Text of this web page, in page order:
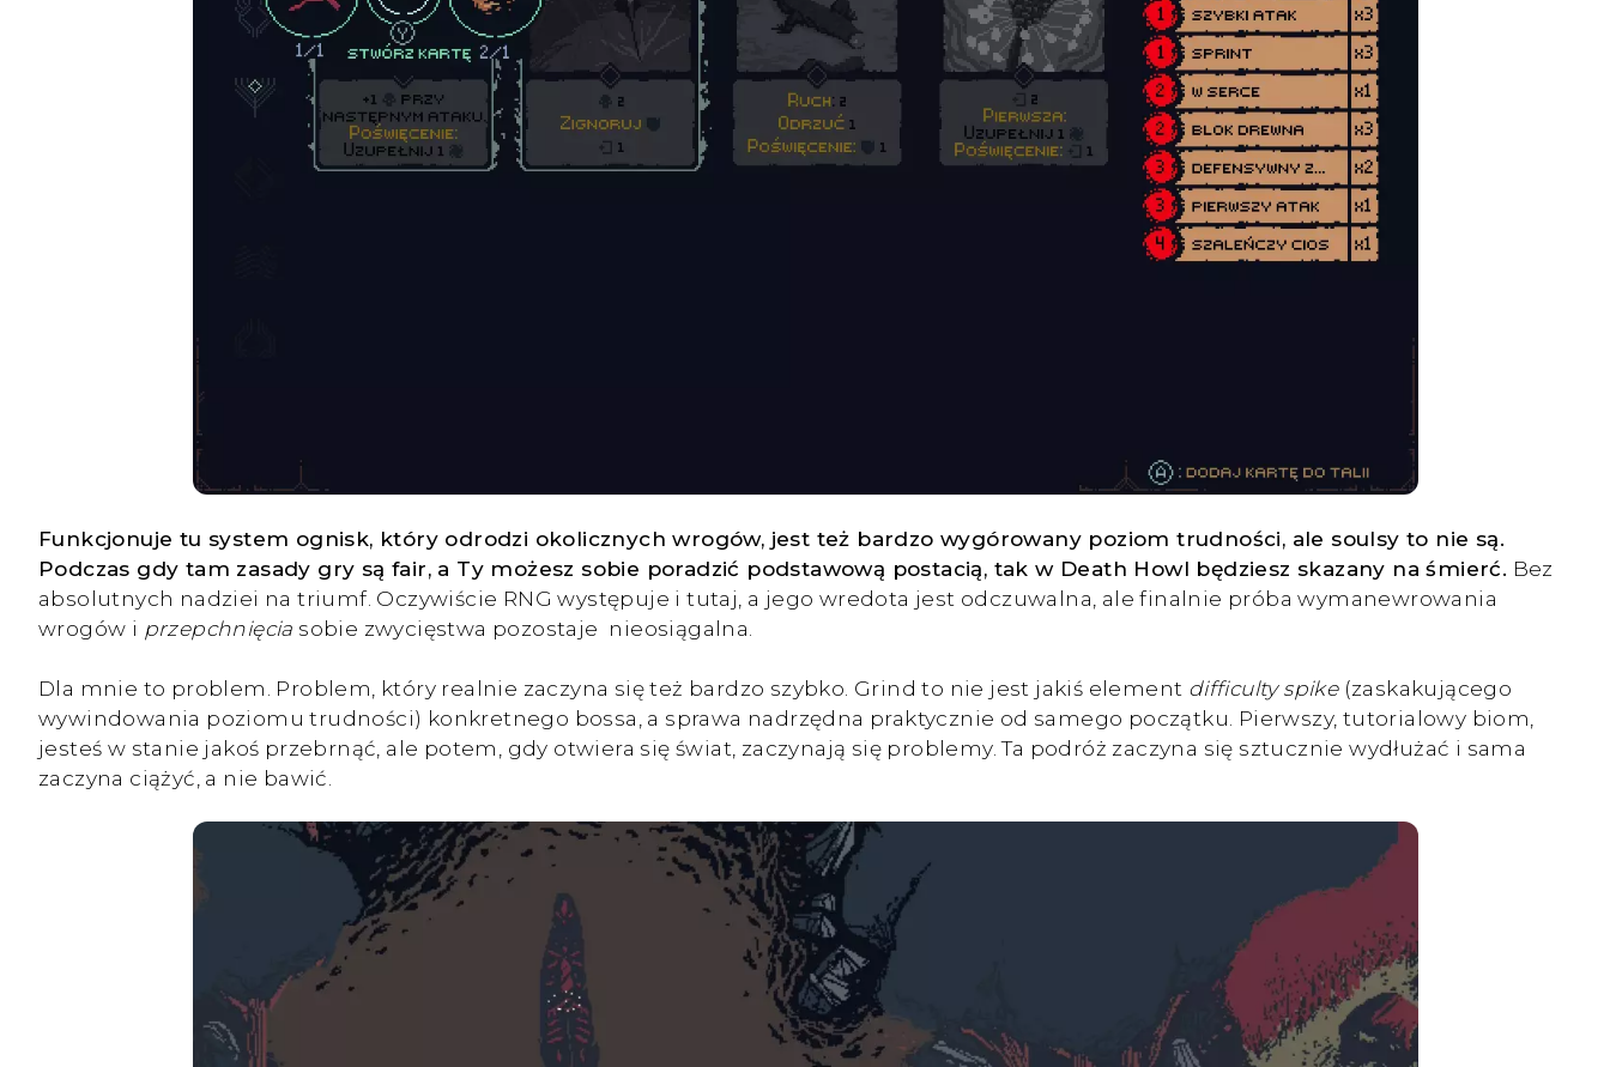
Funkcjonuje tu system ognisk, który odrodzi okolicznych wrogów, jest też bardzo wygórowany poziom trudności, ale soulsy to nie są.
Podczas gdy tam zasady gry są fair, a Ty możesz sobie poradzić podstawową postacią, tak w Death Howl będziesz skazany na śmierć. Bez
absolutnych nadziei na triumf. Oczywiście RNG występuje i tutaj, a jego wredota jest odczuwalna, ale finalnie próba wymanewrowania
wrogów i przepchnięcia sobie zwycięstwa pozostaje nieosiągalna.
Dla mnie to problem. Problem, który realnie zaczyna się też bardzo szybko. Grind to nie jest jakiś element difficulty spike(zaskakującego
wywindowania poziomu trudności) konkretnego bossa, a sprawa nadrzędna praktycznie od samego początku. Pierwszy, tutorialowy biom,
jesteś w stanie jakoś przebrnąć, ale potem, gdy otwiera się świat, zaczynają się problemy. Ta podróż zaczyna się sztucznie wydłużać i sama
zaczyna ciążyć, a nie bawić.